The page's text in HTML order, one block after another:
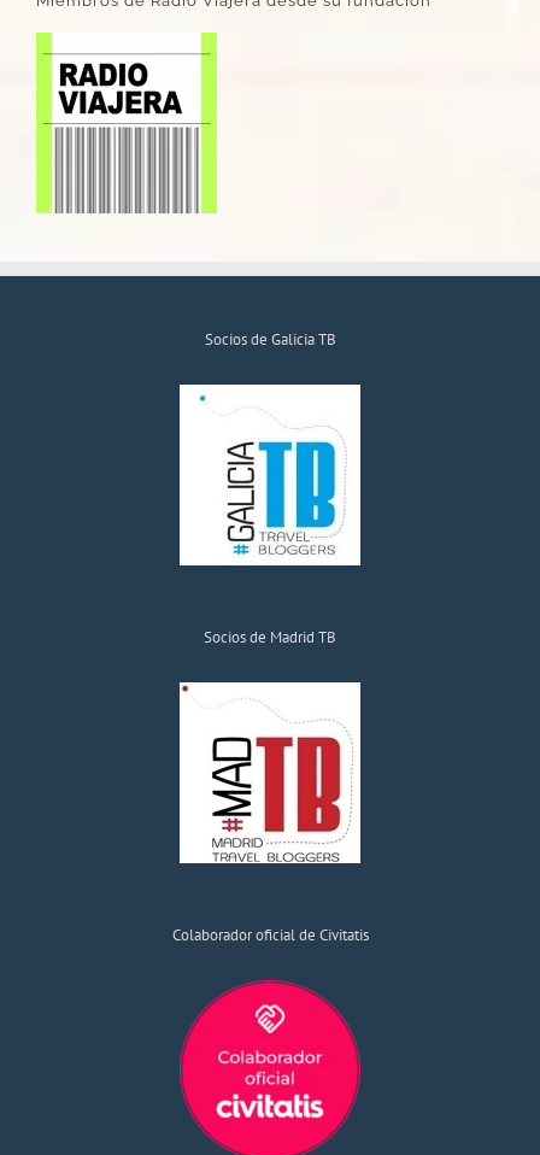
Socios de Galicia TB
Socios de Madrid TB
Colaborador oficial de Civitatis